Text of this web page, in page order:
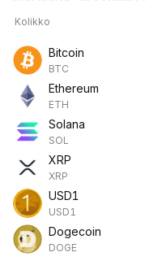
Kolikko
Bitcoin
BTC
Ethereum
ETH
Solana
SOL
XRP
XRP
USD1
USD1
Dogecoin
DOGE